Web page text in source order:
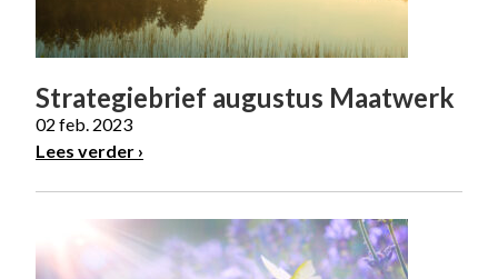
Strategiebrief augustus Maatwerk
02 feb. 2023
Lees verder